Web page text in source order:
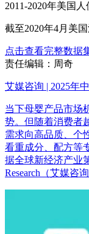
2011-2020年美国
截至2020年4月美
点击查看完整数据
责任编辑：周奇
艾媒咨询 | 2025年
当下母婴产品市场
势。但随着消费者
需求向高品质、个
看重成分、配方等
据全球新经济产业
Research（艾媒咨